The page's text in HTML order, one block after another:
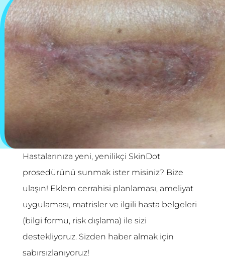
Hastalarınıza yeni, yenilikçi SkinDot
prosedürünü sunmak ister misiniz? Bize
ulaşın! Eklem cerrahisi planlaması, ameliyat
uygulaması, matrisler ve ilgili hasta belgeleri
(bilgi formu, risk dışlama) ile sizi
destekliyoruz. Sizden haber almak için
sabırsızlanıyoruz!